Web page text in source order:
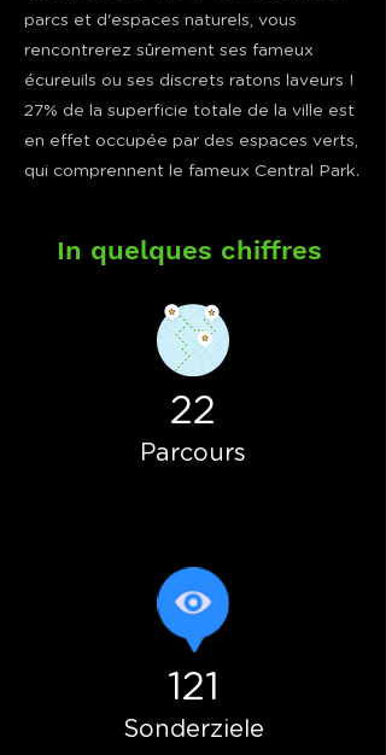
parcs et d'espaces naturels, vous
rencontrerez sûrement ses fameux
écureuils ou ses discrets ratons laveurs !
27% de la superficie totale de la ville est
en effet occupée par des espaces verts,
qui comprennent le fameux Central Park.
In quelques chiffres
22
Parcours
121
Sonderziele